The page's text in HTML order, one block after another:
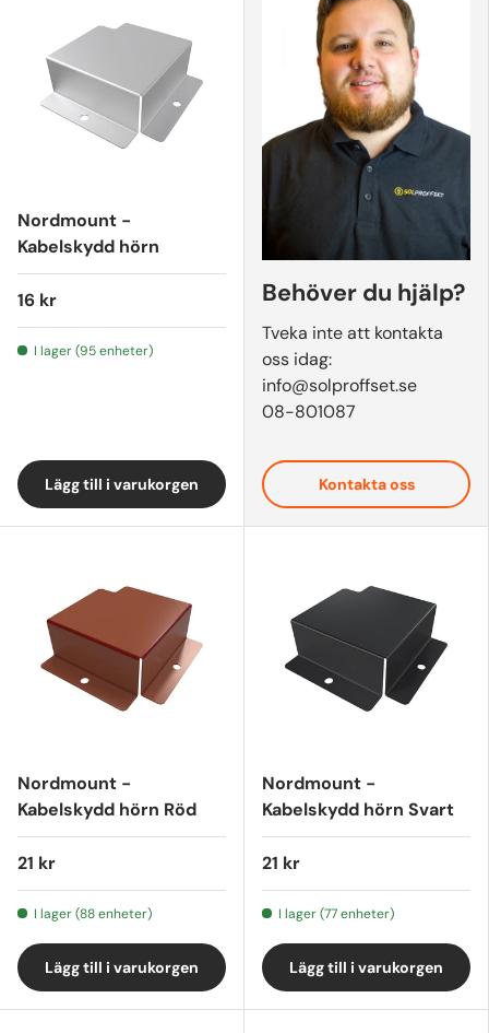
Nordmount -
Kabelskydd hörn
16 kr
I lager (95 enheter)
Lägg till i varukorgen
Behöver du hjälp?
Tveka inte att kontakta
oss idag:
info@solproffset.se
08-801087
Kontakta oss
Nordmount -
Kabelskydd hörn Röd
21 kr
I lager (88 enheter)
Lägg till i varukorgen
Nordmount -
Kabelskydd hörn Svart
21 kr
I lager (77 enheter)
Lägg till i varukorgen